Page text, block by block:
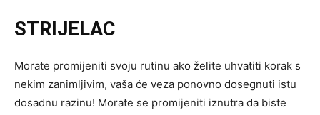
STRIJELAC
Morate promijeniti svoju rutinu ako želite uhvatiti korak s
nekim zanimljivim, vaša će veza ponovno dosegnuti istu
dosadnu razinu! Morate se promijeniti iznutra da biste